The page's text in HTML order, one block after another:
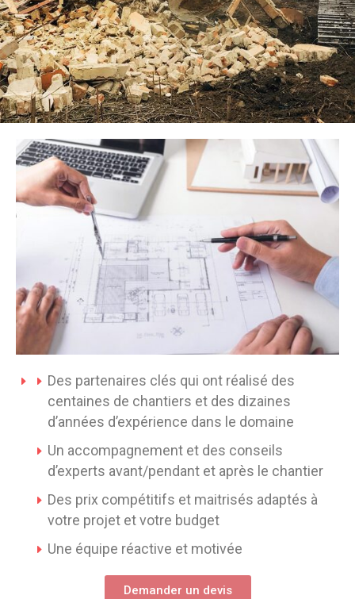
Des partenaires clés qui ont réalisé des
centaines de chantiers et des dizaines
d’années d’expérience dans le domaine
Un accompagnement et des conseils
d’experts avant/pendant et après le chantier
Des prix compétitifs et maitrisés adaptés à
votre projet et votre budget
Une équipe réactive et motivée
Demander un devis